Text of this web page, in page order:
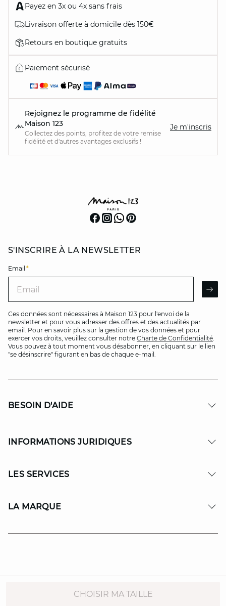
CHOISIR MA TAILLE
Payez en 3x ou 4x sans frais
Livraison offerte à domicile dès 150€
Retours en boutique gratuits
Paiement sécurisé
Rejoignez le programme de fidélité
Maison 123
Collectez des points, profitez de votre remise
fidélité et d'autres avantages exclusifs !
Je m'inscris
S'INSCRIRE À LA NEWSLETTER
Email *
Ces données sont nécessaires à Maison 123 pour l'envoi de la
newsletter et pour vous adresser des offres et des actualités par
email. Pour en savoir plus sur la gestion de vos données et pour
exercer vos droits, veuillez consulter notre Charte de Confidentialité.
Vous pouvez à tout moment vous désabonner, en cliquant sur le lien
"se désinscrire" figurant en bas de chaque e-mail.
BESOIN D'AIDE
INFORMATIONS JURIDIQUES
LES SERVICES
LA MARQUE